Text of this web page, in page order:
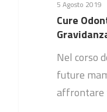
5 Agosto 2019
Cure
Nel corso
future
affrontare